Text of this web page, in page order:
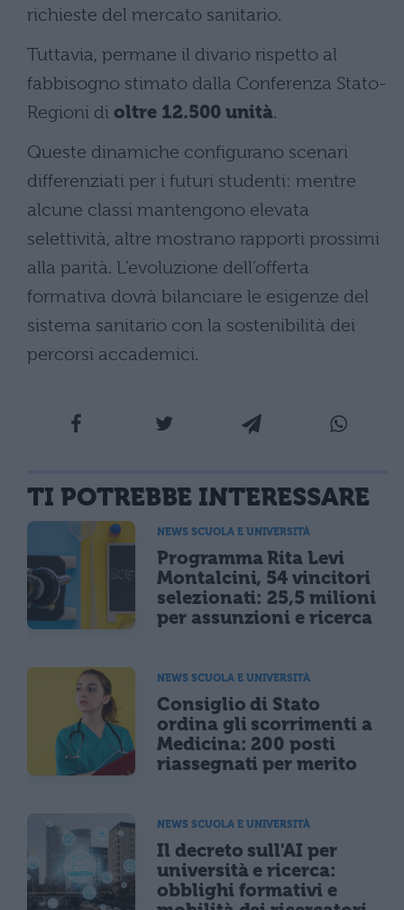
richieste del mercato sanitario.
Tuttavia, permane il divario rispetto al
fabbisogno stimato dalla Conferenza Stato-
Regioni di oltre 12.500 unità.
Queste dinamiche configurano scenari
differenziati per i futuri studenti: mentre
alcune classi mantengono elevata
selettività, altre mostrano rapporti prossimi
alla parità. L’evoluzione dell’offerta
formativa dovrà bilanciare le esigenze del
sistema sanitario con la sostenibilità dei
percorsi accademici.
TI POTREBBE INTERESSARE
NEWS SCUOLA E UNIVERSITÀ
Programma Rita Levi
Montalcini, 54 vincitori
selezionati: 25,5 milioni
per assunzioni e ricerca
NEWS SCUOLA E UNIVERSITÀ
Consiglio di Stato
ordina gli scorrimenti a
Medicina: 200 posti
riassegnati per merito
NEWS SCUOLA E UNIVERSITÀ
Il decreto sull'AI per
università e ricerca:
obblighi formativi e